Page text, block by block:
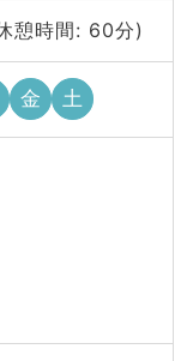
憩時間: 60分)
金 土